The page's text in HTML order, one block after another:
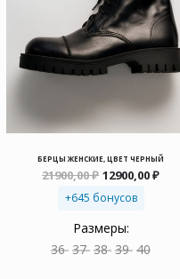
БЕРЦЫ ЖЕНСКИЕ, ЦВЕТ ЧЕРНЫЙ
21900,00₽
составляла
12900,00₽
+645 бонусов
Размеры:
36 37 38 39 40